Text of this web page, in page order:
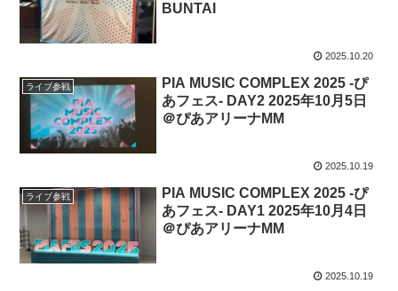
BUNTAI
2025.10.20
ライブ参戦
PIA MUSIC COMPLEX 2025 -ぴ
あフェス- DAY2 2025年10月5日
＠ぴあアリーナMM
2025.10.19
ライブ参戦
PIA MUSIC COMPLEX 2025 -ぴ
あフェス- DAY1 2025年10月4日
＠ぴあアリーナMM
2025.10.19